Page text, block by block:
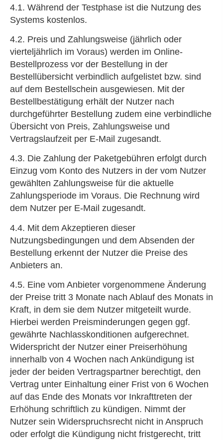
4.1. Während der Testphase ist die Nutzung des
Systems kostenlos.
4.2. Preis und Zahlungsweise (jährlich oder
vierteljährlich im Voraus) werden im Online-
Bestellprozess vor der Bestellung in der
Bestellübersicht verbindlich aufgelistet bzw. sind
auf dem Bestellschein ausgewiesen. Mit der
Bestellbestätigung erhält der Nutzer nach
durchgeführter Bestellung zudem eine verbindliche
Übersicht von Preis, Zahlungsweise und
Vertragslaufzeit per E-Mail zugesandt.
4.3. Die Zahlung der Paketgebühren erfolgt durch
Einzug vom Konto des Nutzers in der vom Nutzer
gewählten Zahlungsweise für die aktuelle
Zahlungsperiode im Voraus. Die Rechnung wird
dem Nutzer per E-Mail zugesandt.
4.4. Mit dem Akzeptieren dieser
Nutzungsbedingungen und dem Absenden der
Bestellung erkennt der Nutzer die Preise des
Anbieters an.
4.5. Eine vom Anbieter vorgenommene Änderung
der Preise tritt 3 Monate nach Ablauf des Monats in
Kraft, in dem sie dem Nutzer mitgeteilt wurde.
Hierbei werden Preisminderungen gegen ggf.
gewährte Nachlasskonditionen aufgerechnet.
Widerspricht der Nutzer einer Preiserhöhung
innerhalb von 4 Wochen nach Ankündigung ist
jeder der beiden Vertragspartner berechtigt, den
Vertrag unter Einhaltung einer Frist von 6 Wochen
auf das Ende des Monats vor Inkrafttreten der
Erhöhung schriftlich zu kündigen. Nimmt der
Nutzer sein Widerspruchsrecht nicht in Anspruch
oder erfolgt die Kündigung nicht fristgerecht, tritt